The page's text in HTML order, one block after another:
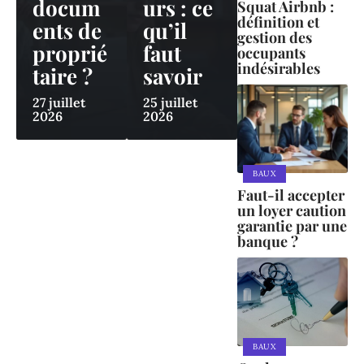
docum
ents de
proprié
taire ?
27 juillet
2026
urs : ce
qu’il
faut
savoir
25 juillet
2026
Squat Airbnb :
définition et
gestion des
occupants
indésirables
BAUX
Faut-il accepter
un loyer caution
garantie par une
banque ?
BAUX